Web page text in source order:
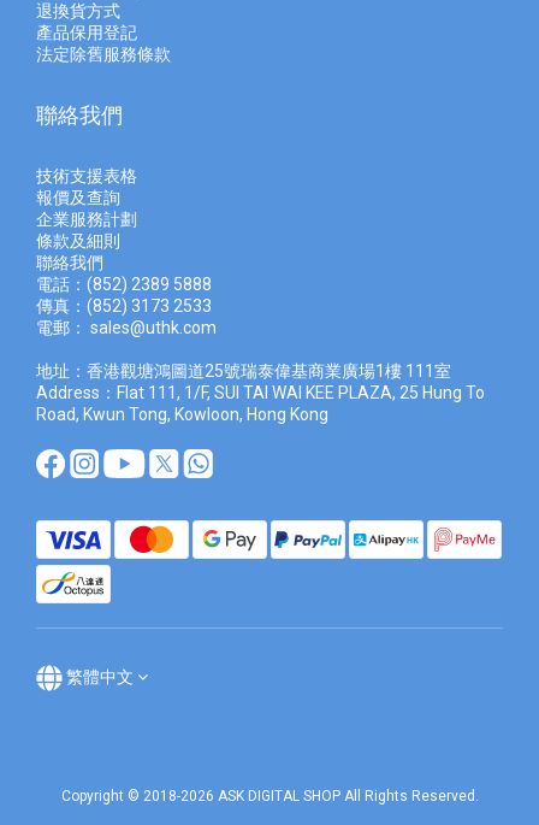
退換貨方式
產品保用登記
法定除舊服務條款
聯絡我們
技術支援表格
報價及查詢
企業服務計劃
條款及細則
聯絡我們
電話：(852) 2389 5888
傳真：(852) 3173 2533
電郵： sales@uthk.com
地址：香港觀塘鴻圖道25號瑞泰偉基商業廣場1樓 111室
Address：Flat 111, 1/F, SUI TAI WAI KEE PLAZA, 25 Hung To
Road, Kwun Tong, Kowloon, Hong Kong
繁體中文
Copyright © 2018-2026 ASK DIGITAL SHOP All Rights Reserved.